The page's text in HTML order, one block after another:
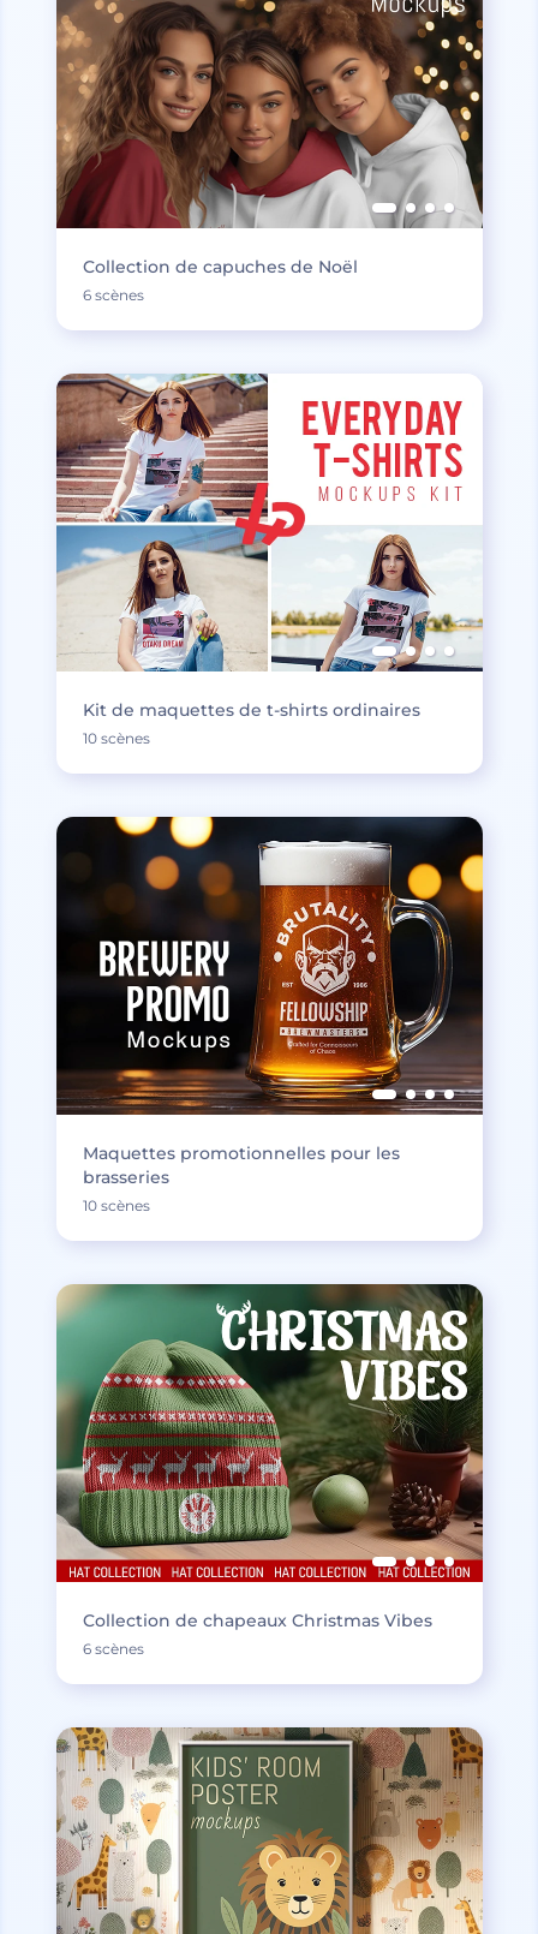
Collection de capuches de Noël
6 scènes
Kit de maquettes de t-shirts ordinaires
10 scènes
Maquettes promotionnelles pour les
brasseries
10 scènes
Collection de chapeaux Christmas Vibes
6 scènes